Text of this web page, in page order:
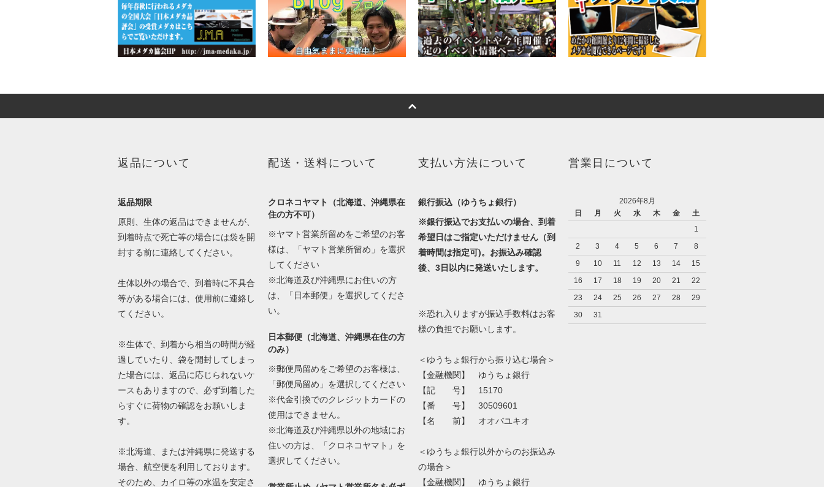
返品について
返品期限
原則、生体の返品はできませんが、
到着時点で死亡等の場合には袋を開
封する前に連絡してください。
生体以外の場合で、到着時に不具合
等がある場合には、使用前に連絡し
てください。
※生体で、到着から相当の時間が経
過していたり、袋を開封してしまっ
た場合には、返品に応じられないケ
ースもありますので、必ず到着した
らすぐに荷物の確認をお願いしま
す。
※北海道、または沖縄県に発送する
場合、航空便を利用しております。
そのため、カイロ等の水温を安定さ
配送・送料について
クロネコヤマト（北海道、沖縄県在
住の方不可）
※ヤマト営業所留めをご希望のお客
様は、「ヤマト営業所留め」を選択
してください
※北海道及び沖縄県にお住いの方
は、「日本郵便」を選択してくださ
い。
日本郵便（北海道、沖縄県在住の方
のみ）
※郵便局留めをご希望のお客様は、
「郵便局留め」を選択してください
※代金引換でのクレジットカードの
使用はできません。
※北海道及び沖縄県以外の地域にお
住いの方は、「クロネコヤマト」を
選択してください。
支払い方法について
銀行振込（ゆうちょ銀行）
※銀行振込でお支払いの場合、到着
希望日はご指定いただけません（到
着時間は指定可)。お振込み確認
後、3日以内に発送いたします。
※恐れ入りますが振込手数料はお客
様の負担でお願いします。
＜ゆうちょ銀行から振り込む場合＞
【金融機関】 ゆうちょ銀行
【記 号】 15170
【番 号】 30509601
【名 前】 オオバユキオ
＜ゆうちょ銀行以外からのお振込み
の場合＞
【金融機関】 ゆうちょ銀行
営業日について
2026年8月
日
月 火 水 木 金
土
1
2
3 4 5 6 7
8
9
10 11 12 13 14
15
16
17 18 19 20 21
22
23
24 25 26 27 28
29
30
31